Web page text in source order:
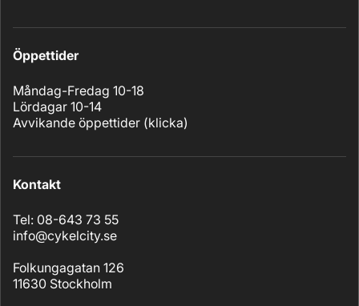
Öppettider
Måndag-Fredag 10-18
Lördagar 10-14
Avvikande öppettider (klicka)
Kontakt
Tel: 08-643 73 55
info@cykelcity.se
Folkungagatan 126
11630 Stockholm